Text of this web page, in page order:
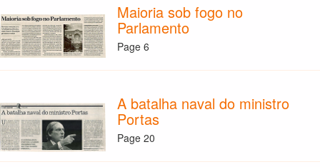
Maioria sob fogo no
Parlamento
Page 6
A batalha naval do ministro
Portas
Page 20